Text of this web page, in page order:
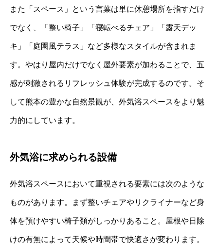
また「スペース」という言葉は単に休憩場所を指すだけ
でなく、「整い椅子」「寝転べるチェア」「露天デッ
キ」「庭園風テラス」など多様なスタイルが含まれま
す。やはり屋内だけでなく屋外要素が加わることで、五
感が刺激されるリフレッシュ体験が完成するのです。そ
して熊本の豊かな自然景観が、外気浴スペースをより魅
力的にしています。
外気浴に求められる設備
外気浴スペースにおいて重視される要素には次のような
ものがあります。まず整いチェアやリクライナーなど身
体を預けやすい椅子類がしっかりあること。屋根や日除
けの有無によって天候や時間帯で快適さが変わります。